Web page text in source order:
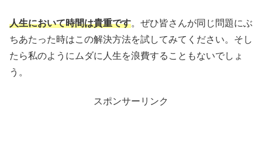
人生において時間は貴重です。ぜひ皆さんが同じ問題にぶ
ちあたった時はこの解決方法を試してみてください。そし
たら私のようにムダに人生を浪費することもないでしょ
う。
スポンサーリンク